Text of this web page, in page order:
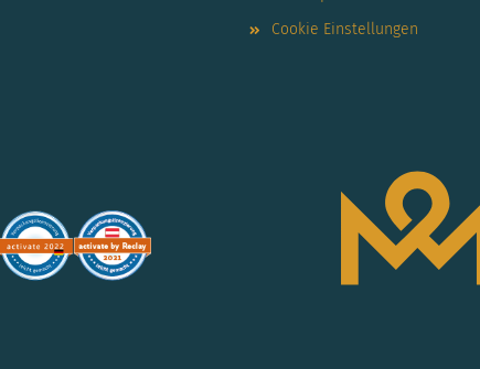
Cookie Einstellungen